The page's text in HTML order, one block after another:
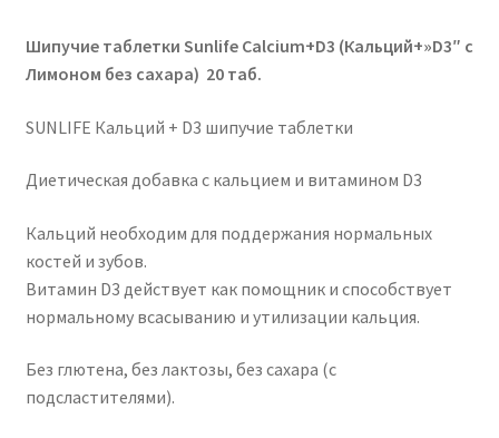
Шипучие таблетки Sunlife Calcium+D3 (Кальций+»D3″ с
Лимоном без сахара) 20 таб.
SUNLIFE Кальций + D3 шипучие таблетки
Диетическая добавка с кальцием и витамином D3
Кальций необходим для поддержания нормальных
костей и зубов.
Витамин D3 действует как помощник и способствует
нормальному всасыванию и утилизации кальция.
Без глютена, без лактозы, без сахара (с
подсластителями).